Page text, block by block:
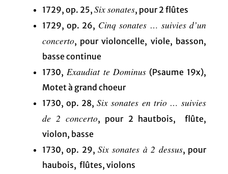
1729, op. 25, Six sonates, pour 2 flûtes
1729, op. 26, Cinq sonates … suivies d’un
concerto, pour violoncelle, viole, basson,
basse continue
1730, Exaudiat te Dominus (Psaume 19x),
Motet à grand choeur
1730, op. 28,Six sonates en trio … suivies
de 2 concerto, pour 2 hautbois, flûte,
violon, basse
1730, op. 29,Six sonates à 2 dessus, pour
haubois, flûtes, violons